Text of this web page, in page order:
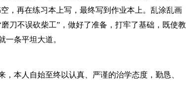
，再在练习本上写，最终写到作业本上。乱涂乱画
刀不误砍柴工”，做好了准备，打牢了基础，既使教
条平坦大道。
本人自始至终以认真、严谨的治学态度，勤恳、